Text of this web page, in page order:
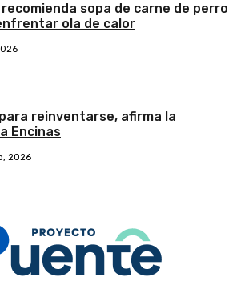
sopa de carne de perro
ola de calor
reinventarse, afirma la
Encinas
2026